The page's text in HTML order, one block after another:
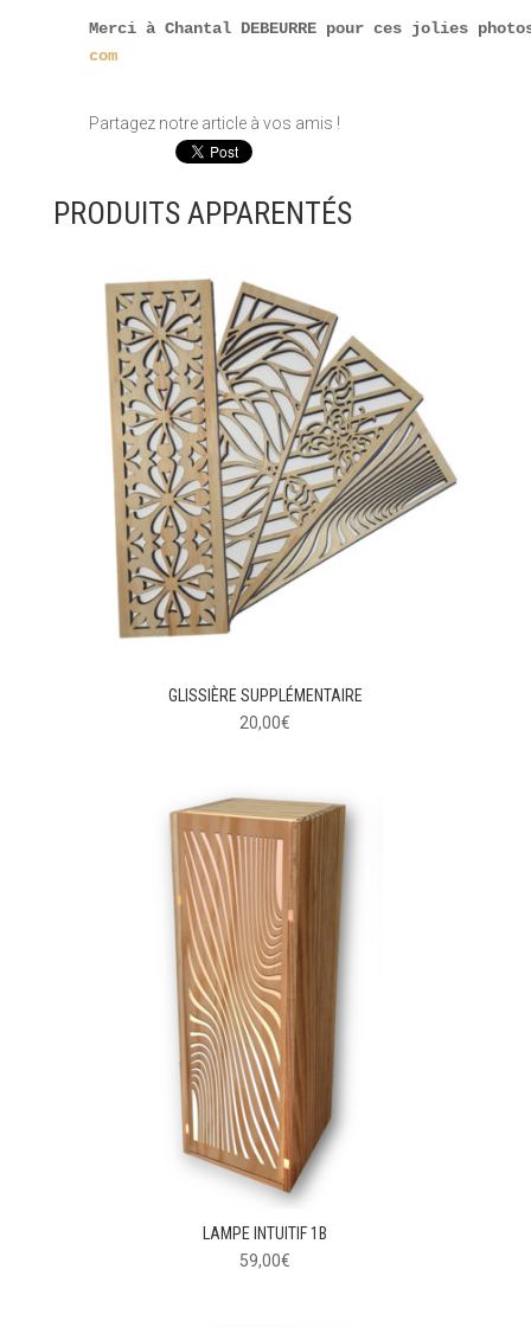
Merci à Chantal DEBEURRE pour ces jolies
com
Partagez notre article à vos amis !
PRODUITS APPARENTÉS
GLISSIÈRE SUPPLÉMENTAIRE
20,00€
LAMPE INTUITIF 1B
59,00€